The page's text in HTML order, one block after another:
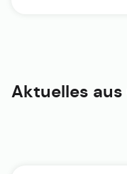
Aktuelles aus